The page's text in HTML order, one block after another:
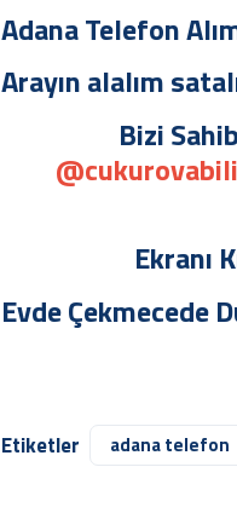
Adana Telefon
Arayın alalım
Bizi
Ekranı
Evde Çekmecede
Etiketler adana telefon